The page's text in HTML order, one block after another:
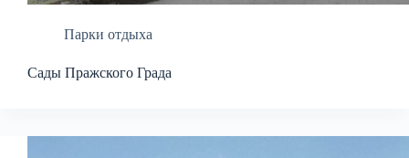
Парки отдыха
Сады Пражского Града